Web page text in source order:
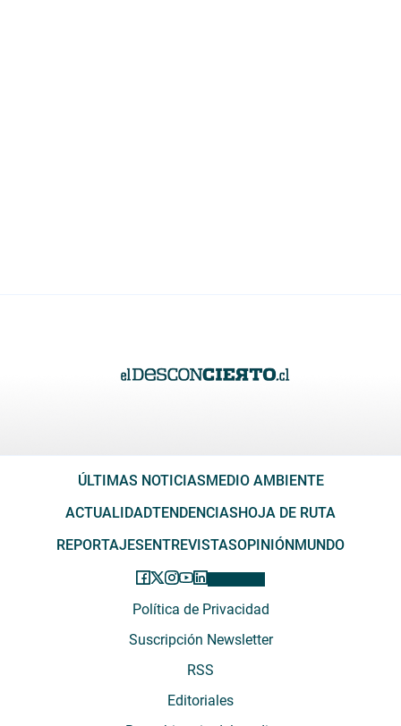
ÚLTIMAS NOTICIASMEDIO AMBIENTE
ACTUALIDADTENDENCIASHOJA DE RUTA
REPORTAJESENTREVISTASOPINIÓNMUNDO
Política de Privacidad
Suscripción Newsletter
RSS
Editoriales